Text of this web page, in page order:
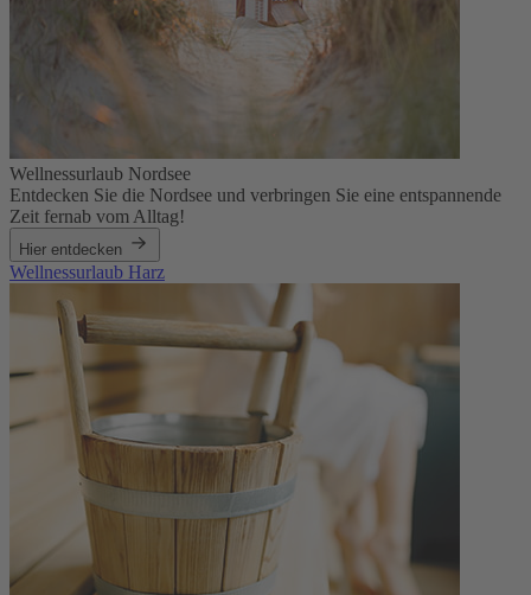
Wellnessurlaub Nordsee
Entdecken Sie die Nordsee und verbringen Sie eine entspannende
Zeit fernab vom Alltag!
Hier entdecken
Wellnessurlaub Harz